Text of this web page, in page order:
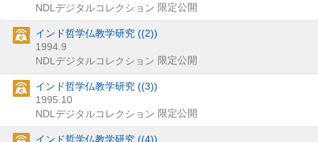
NDLデジタルコレクション 限定公開
インド哲学仏教学研究 ((2))
1994.9
NDLデジタルコレクション 限定公開
インド哲学仏教学研究 ((3))
1995.10
NDLデジタルコレクション 限定公開
インド哲学仏教学研究 ((4))